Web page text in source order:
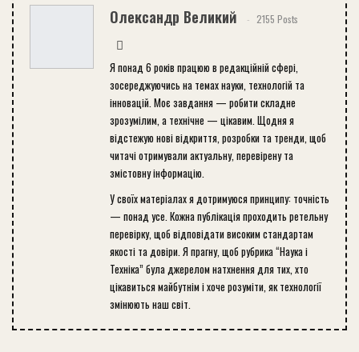
Олександр Великий 2155 Posts
Я понад 6 років працюю в редакційній сфері,
зосереджуючись на темах науки, технологій та
інновацій. Моє завдання — робити складне
зрозумілим, а технічне — цікавим. Щодня я
відстежую нові відкриття, розробки та тренди, щоб
читачі отримували актуальну, перевірену та
змістовну інформацію.
У своїх матеріалах я дотримуюся принципу: точність
— понад усе. Кожна публікація проходить ретельну
перевірку, щоб відповідати високим стандартам
якості та довіри. Я прагну, щоб рубрика “Наука і
Техніка” була джерелом натхнення для тих, хто
цікавиться майбутнім і хоче розуміти, як технології
змінюють наш світ.